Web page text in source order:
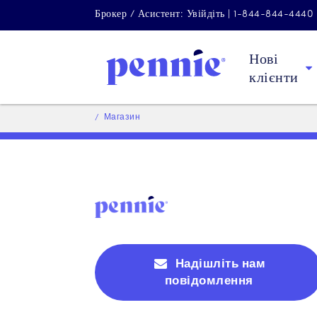
Брокер / Асистент: Увійдіть | 1-844-844-4440
Нові
клієнти
Магазин
Надішліть нам
повідомлення